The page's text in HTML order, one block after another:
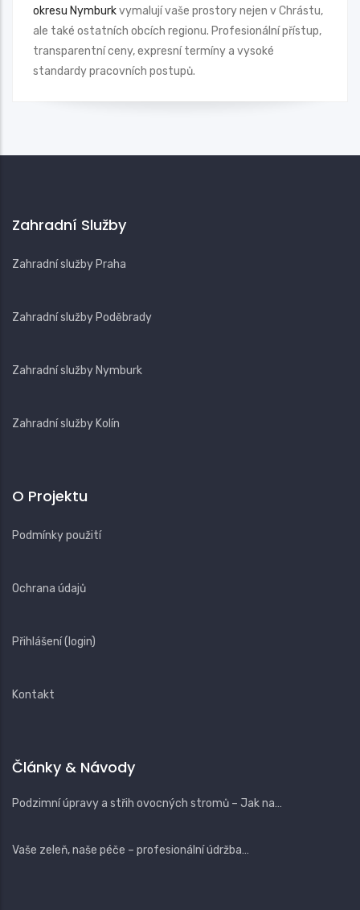
okresu Nymburkvymalují vaše prostory nejen v Chrástu,
ale také ostatních obcích regionu. Profesionální přístup,
transparentní ceny, expresní termíny a vysoké
standardy pracovních postupů.
Zahradní Služby
Zahradní služby Praha
Zahradní služby Poděbrady
Zahradní služby Nymburk
Zahradní služby Kolín
O Projektu
Podmínky použití
Ochrana údajů
Přihlášení (login)
Kontakt
Články & Návody
Podzimní úpravy a střih ovocných stromů – Jak na…
Vaše zeleň, naše péče – profesionální údržba…